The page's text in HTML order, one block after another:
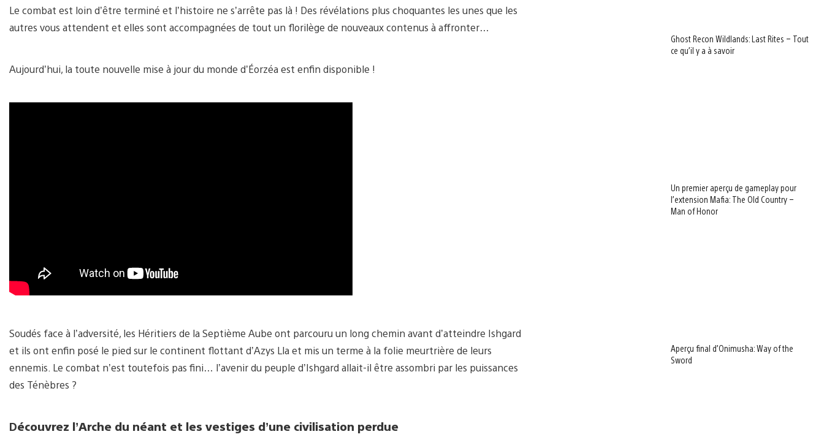
Le combat est loin d’être terminé et l’histoire ne s’arrête pas là ! Des révélations plus choquantes les unes que les
autres vous attendent et elles sont accompagnées de tout un florilège de nouveaux contenus à affronter…
Aujourd’hui, la toute nouvelle mise à jour du monde d’Éorzéa est enfin disponible !
Soudés face à l’adversité, les Héritiers de la Septième Aube ont parcouru un long chemin avant d’atteindre Ishgard
et ils ont enfin posé le pied sur le continent flottant d’Azys Lla et mis un terme à la folie meurtrière de leurs
ennemis. Le combat n’est toutefois pas fini… l’avenir du peuple d’Ishgard allait-il être assombri par les puissances
des Ténèbres ?
Découvrez l’Arche du néant et les vestiges d’une civilisation perdue
Ghost Recon Wildlands: Last Rites – Tout
ce qu’il y a à savoir
Un premier aperçu de gameplay pour
l’extension Mafia: The Old Country –
Man of Honor
Aperçu final d’Onimusha: Way of the
Sword